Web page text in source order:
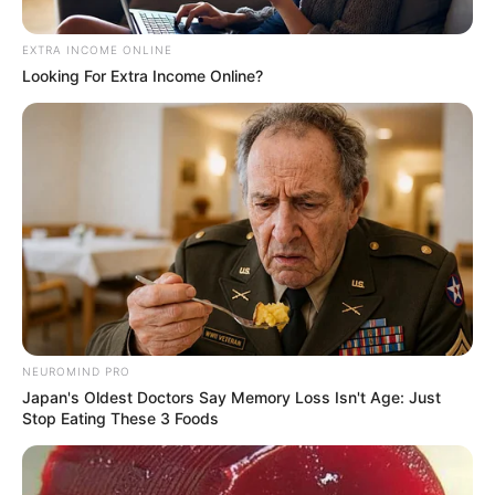
Créditos: Cuenta X Camacol
Declaraciones en medio de foro desde Cartagena
Por:Diana María Ballestas Ortega
Julio 10, 2025
EXTRA INCOME ONLINE
Looking For Extra Income Online?
NEUROMIND PRO
Japan's Oldest Doctors Say Memory Loss Isn't Age: Just
Stop Eating These 3 Foods